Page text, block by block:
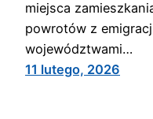
miejsca
powrotów z
województwami…
11 lutego, 2026